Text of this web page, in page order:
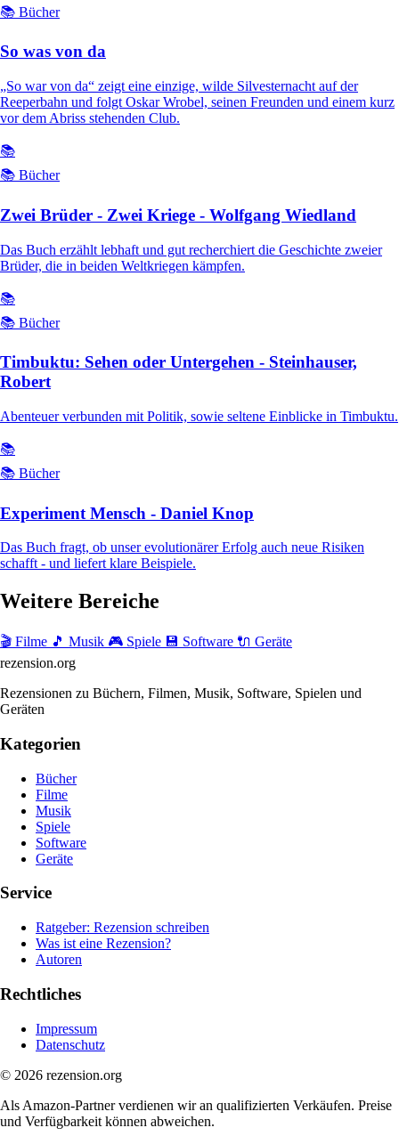
📚 Bücher
So was von da
„So war von da“ zeigt eine einzige, wilde Silvesternacht auf der
Reeperbahn und folgt Oskar Wrobel, seinen Freunden und einem kurz
vor dem Abriss stehenden Club.
📚
📚 Bücher
Zwei Brüder - Zwei Kriege - Wolfgang Wiedland
Das Buch erzählt lebhaft und gut recherchiert die Geschichte zweier
Brüder, die in beiden Weltkriegen kämpfen.
📚
📚 Bücher
Timbuktu: Sehen oder Untergehen - Steinhauser,
Robert
Abenteuer verbunden mit Politik, sowie seltene Einblicke in Timbuktu.
📚
📚 Bücher
Experiment Mensch - Daniel Knop
Das Buch fragt, ob unser evolutionärer Erfolg auch neue Risiken
schafft - und liefert klare Beispiele.
Weitere Bereiche
🎬 Filme 🎵 Musik 🎮 Spiele 💾 Software 🔌 Geräte
rezension.org
Rezensionen zu Büchern, Filmen, Musik, Software, Spielen und
Geräten
Kategorien
Bücher
Filme
Musik
Spiele
Software
Geräte
Service
Ratgeber: Rezension schreiben
Was ist eine Rezension?
Autoren
Rechtliches
Impressum
Datenschutz
© 2026 rezension.org
Als Amazon-Partner verdienen wir an qualifizierten Verkäufen. Preise
und Verfügbarkeit können abweichen.